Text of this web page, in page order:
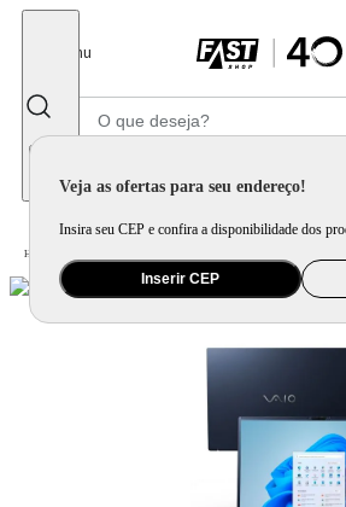
Menu
Veja as ofertas para seu endereço!
Insira seu CEP e confira a disponibilidade dos
Inserir CEP
Home